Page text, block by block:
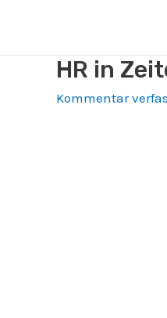
HR in
Kommentar